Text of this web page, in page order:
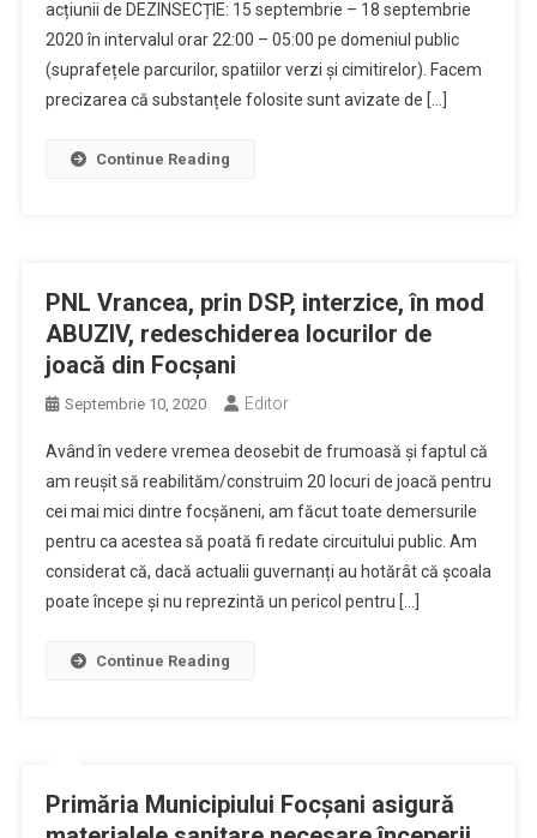
acțiunii de DEZINSECȚIE: 15 septembrie – 18 septembrie
2020 în intervalul orar 22:00 – 05:00 pe domeniul public
(suprafețele parcurilor, spatiilor verzi și cimitirelor). Facem
precizarea că substanțele folosite sunt avizate de […]
Continue Reading
PNL Vrancea, prin DSP, interzice, în mod
ABUZIV, redeschiderea locurilor de
joacă din Focșani
Septembrie 10, 2020 Editor
Având în vedere vremea deosebit de frumoasă și faptul că
am reușit să reabilităm/construim 20 locuri de joacă pentru
cei mai mici dintre focșăneni, am făcut toate demersurile
pentru ca acestea să poată fi redate circuitului public. Am
considerat că, dacă actualii guvernanți au hotărât că școala
poate începe și nu reprezintă un pericol pentru […]
Continue Reading
Primăria Municipiului Focșani asigură